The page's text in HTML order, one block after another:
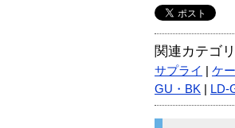
関連カテゴリ
サプライ ケ
GU・BK
LD-